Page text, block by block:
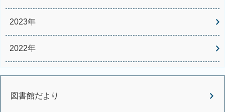
2023年
2022年
図書館だより